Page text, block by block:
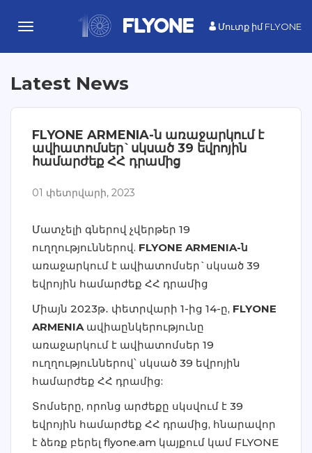
Toggle
Մուտք իմ FLYONE
Latest News
FLYONE ARMENIA-ն առաջարկում է
ավիատոմսեր`սկսած 39 եվրոյին
համարժեք ՀՀ դրամից
01 փետրվարի, 2023
Մատչելի գներով չվերթեր 19
ուղղություններով. FLYONE ARMENIA-ն
առաջարկում է ավիատոմսեր`սկսած 39
եվրոյին համարժեք ՀՀ դրամից
Միայն 2023թ․ փետրվարի 1-ից 14-ը, FLYONE
ARMENIAավիաընկերությունը
առաջարկում է ավիատոմսեր 19
ուղղություններով՝ սկսած 39 եվրոյին
համարժեք ՀՀ դրամից:
Տոմսերը, որոնց արժեքը սկսվում է 39
եվրոյին համարժեք ՀՀ դրամից, հնարավոր
է ձեռք բերել flyone.am կայքում կամ FLYONE